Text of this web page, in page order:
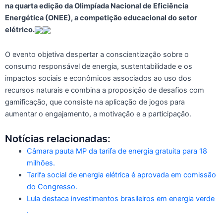
na quarta edição da Olimpíada Nacional de Eficiência
Energética (ONEE), a competição educacional do setor
elétrico.
O evento objetiva despertar a conscientização sobre o
consumo responsável de energia, sustentabilidade e os
impactos sociais e econômicos associados ao uso dos
recursos naturais e combina a proposição de desafios com
gamificação, que consiste na aplicação de jogos para
aumentar o engajamento, a motivação e a participação.
Notícias relacionadas:
Câmara pauta MP da tarifa de energia gratuita para 18
milhões.
Tarifa social de energia elétrica é aprovada em comissão
do Congresso.
Lula destaca investimentos brasileiros em energia verde
.